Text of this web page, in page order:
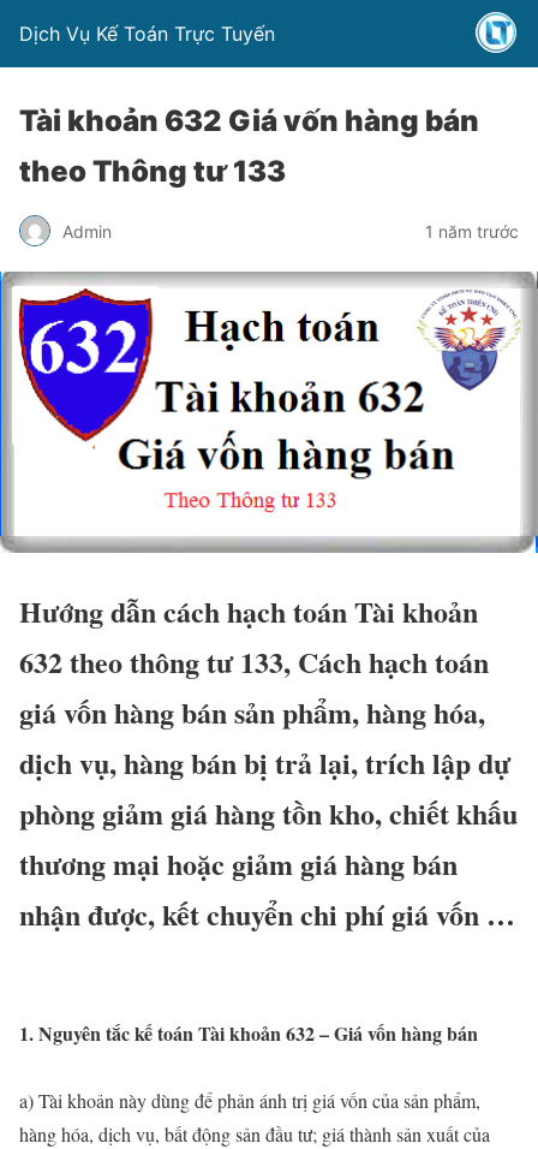
Dịch Vụ Kế Toán Trực Tuyến
Tài khoản 632 Giá vốn hàng bán
theo Thông tư 133
Admin 1 năm trước
Hướng dẫn cách hạch toán Tài khoản
632 theo thông tư 133, Cách hạch toán
giá vốn hàng bán sản phẩm, hàng hóa,
dịch vụ, hàng bán bị trả lại, trích lập dự
phòng giảm giá hàng tồn kho, chiết khấu
thương mại hoặc giảm giá hàng bán
nhận được, kết chuyển chi phí giá vốn …
1. Nguyên tắc kế toán Tài khoản 632 – Giá vốn hàng bán
a) Tài khoản này dùng để phản ánh trị giá vốn của sản phẩm,
hàng hóa, dịch vụ, bất động sản đầu tư; giá thành sản xuất của